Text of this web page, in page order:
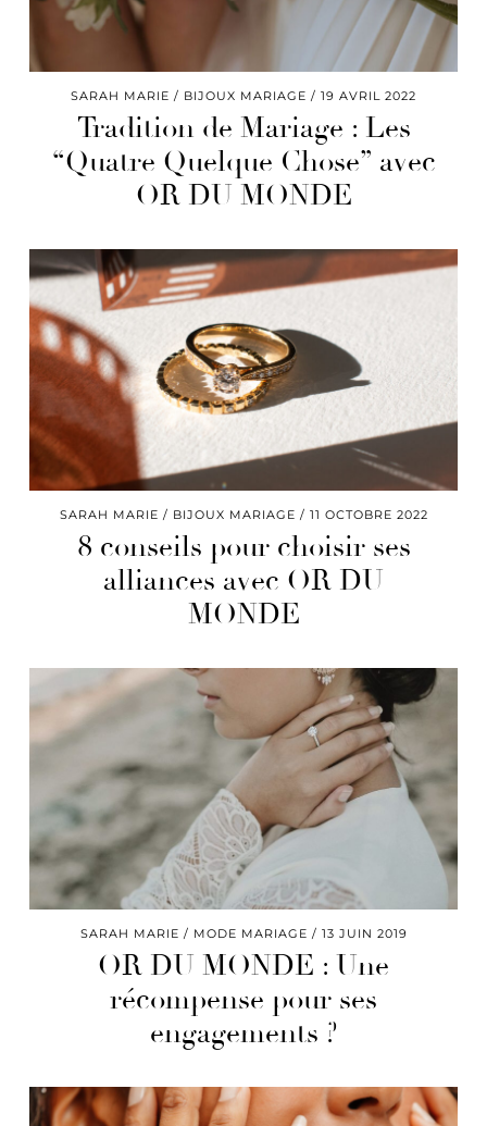
SARAH MARIE BIJOUX MARIAGE 19 AVRIL 2022
Tradition de Mariage : Les
“Quatre Quelque Chose” avec
OR DU MONDE
SARAH MARIE BIJOUX MARIAGE 11 OCTOBRE 2022
8 conseils pour choisir ses
alliances avec OR DU
MONDE
SARAH MARIE MODE MARIAGE 13 JUIN 2019
OR DU MONDE : Une
récompense pour ses
engagements ?